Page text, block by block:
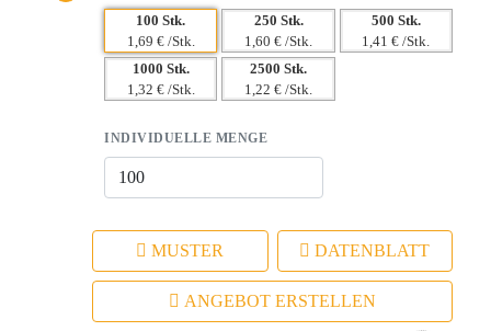
100 Stk.
1,69 € /Stk.
250 Stk.
1,60 € /Stk.
500 Stk.
1,41 € /Stk.
1000 Stk.
1,32 € /Stk.
2500 Stk.
1,22 € /Stk.
INDIVIDUELLE MENGE
MUSTER DATENBLATT
ANGEBOT ERSTELLEN